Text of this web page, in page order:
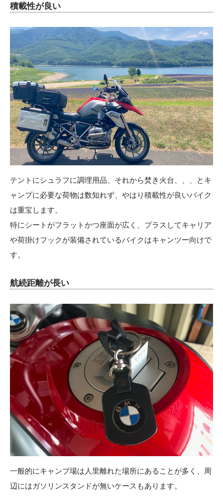
積載性が良い
テントにシュラフに調理用品、それから焚き火台、、、とキ
ャンプに必要な荷物は数知れず、やはり積載性が良いバイク
は重宝します。
特にシートがフラットかつ座面が広く、プラスしてキャリア
や荷掛けフックが装備されているバイクはキャンツー向けで
す。
航続距離が長い
一般的にキャンプ場は人里離れた場所にあることが多く、周
辺にはガソリンスタンドが無いケースもあります。